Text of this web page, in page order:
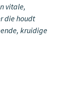
vitale,
die houdt
kruidige